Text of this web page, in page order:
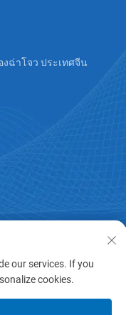
งฉ่าโจว ประเทศจีน
our services. If you
cookies.